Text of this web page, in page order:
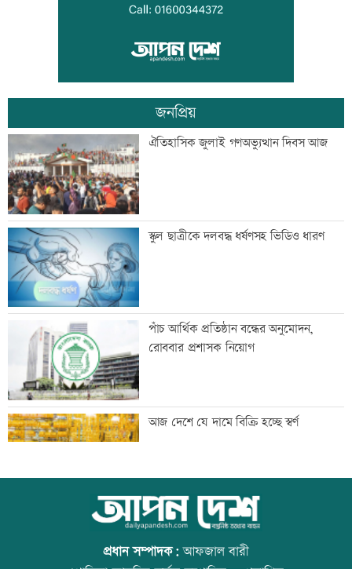
ড্রেন নির্মাণ কাজে ধীরগতি, চরম বিপাকে
ব্যবসায়ীরা
নোয়াখালীতে পুকুরে পড়ে শিশুর মৃত্যু
স্বামীর বিরুদ্ধে স্ত্রীর সংবাদ সম্মেলনে
জয়সওয়ালের সঙ্গে মৃণাল ঠাকুরের প্রেমের
গুঞ্জন
ইউএনওদের মানুষের কল্যাণে কাজ করার
আহবান প্রধানমন্ত্রীর
কালীগঞ্জে ৩ মাদকসেবীকে কারাদণ্ড
জনপ্রিয়
ঐতিহাসিক জুলাই গণঅভ্যুত্থান দিবস আজ
স্কুল ছাত্রীকে দলবদ্ধ ধর্ষণসহ ভিডিও ধারণ
পাঁচ আর্থিক প্রতিষ্ঠান বন্ধের অনুমোদন,
রোববার প্রশাসক নিয়োগ
আজ দেশে যে দামে বিক্রি হচ্ছে স্বর্ণ
আজ বিশ্ব বন্ধু দিবস
প্রধান সম্পাদক:আফজাল বারী